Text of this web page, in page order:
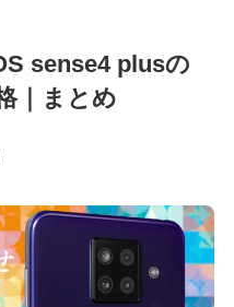
sense4 plusの
｜まとめ